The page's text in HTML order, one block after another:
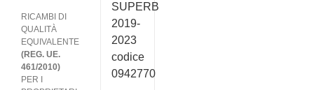
SUPERB
2019-
2023
codice
0942770
RICAMBI DI
QUALITÀ
EQUIVALENTE
(REG. UE.
461/2010)
PER I